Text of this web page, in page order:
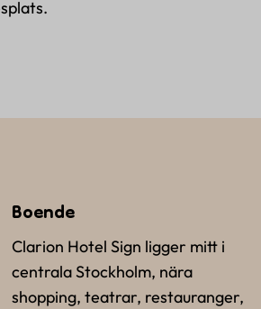
Boende
Clarion Hotel Sign ligger mitt i
centrala Stockholm, nära
shopping, teatrar, restauranger,